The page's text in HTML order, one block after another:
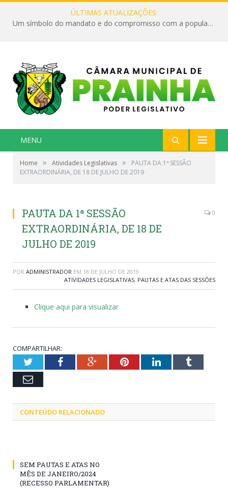
ÚLTIMAS ATUALIZAÇÕES:
Um símbolo do mandato e do compromisso com a população
MENU
Home » Atividades Legislativas »
PAUTA DA 1ª SESSÃO
EXTRAORDINÁRIA, DE 18 DE JULHO DE 2019
PAUTA DA 1ª SESSÃO
EXTRAORDINÁRIA, DE 18 DE
JULHO DE 2019
0
POR ADMINISTRADOR EM 18 DE JULHO DE 2019
ATIVIDADES LEGISLATIVAS, PAUTAS E ATAS DAS SESSÕES
Clique aqui para visualizar
COMPARTILHAR:
TwitterFacebookGoogle+PinterestLinkedInTumblr
Email
CONTEÚDO RELACIONADO
SEM PAUTAS E ATAS NO
MÊS DE JANEIRO/2024
(RECESSO PARLAMENTAR)